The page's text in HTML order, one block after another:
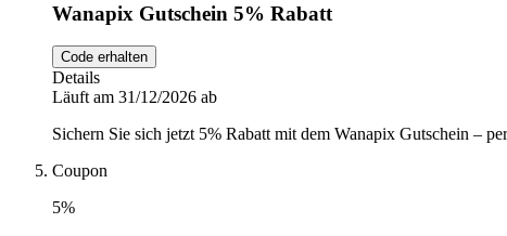
Wanapix Gutschein 5% Rabatt
Code erhalten
Details
Läuft am 31/12/2026 ab
Sichern Sie sich jetzt 5% Rabatt mit dem Wanapix Gutschein –
Coupon
5%